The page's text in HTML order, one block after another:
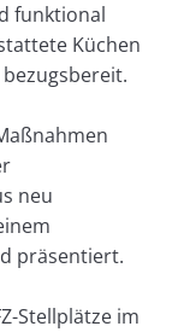
funktional
Küchen
neu
präsentiert.
Stellplätze im